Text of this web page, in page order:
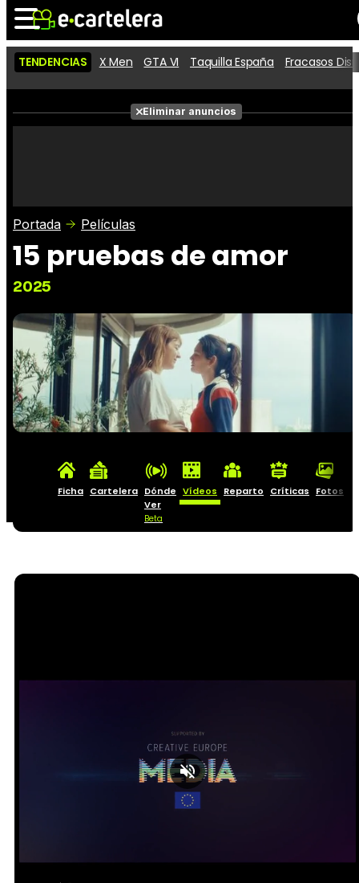
Noticias Cartelera
Películas
Críticas
TENDENCIAS X Men GTA VI Taquilla España Fracasos
Eliminar anuncios
Portada Películas
15 pruebas de amor
2025
Ficha Cartelera Dónde
Ver
Beta
Vídeos Reparto Críticas Fotos
37.81%